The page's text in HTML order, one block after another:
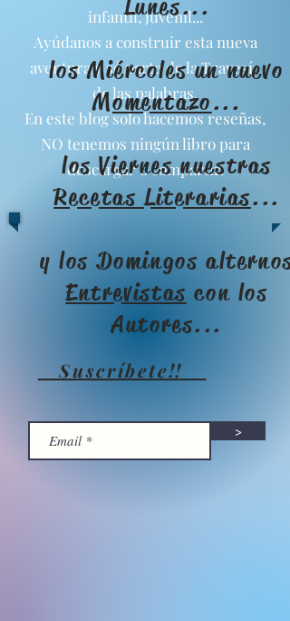
infantil, juvenil...
Ayúdanos a construir esta nueva
aventura y sé parte de la Travesía
de las palabras.
En este blog solo hacemos reseñas,
NO tenemos ningún libro para
descargar o compartir.
Lunes...
los Miércoles un nuevo
Momentazo...
los Viernes nuestras
Recetas Literarias...
y los Domingos alternos
Entrevistas con los
Autores...
Suscríbete!!
>